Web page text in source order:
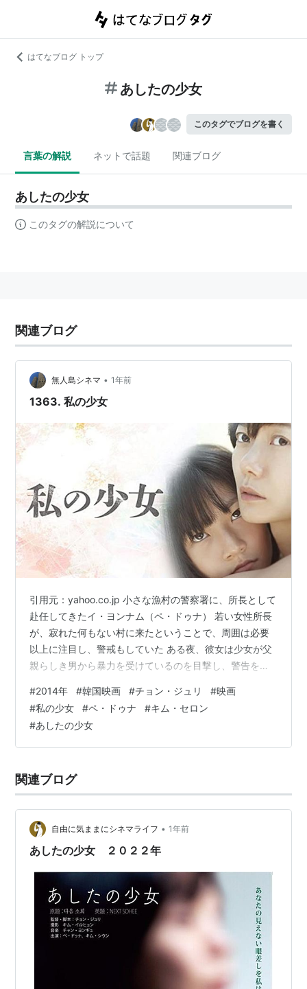
はてなブログ トップ
あしたの少女
このタグでブログを書く
言葉の解説 ネットで話題 関連ブログ
あしたの少女
このタグの解説について
関連ブログ
無人島シネマ • 1年前
1363. 私の少女
引用元：yahoo.co.jp 小さな漁村の警察署に、所長として
赴任してきたイ・ヨンナム（ペ・ドゥナ） 若い女性所長
が、寂れた何もない村に来たということで、周囲は必要
以上に注目し、警戒もしていた ある夜、彼女は少女が父
親らしき男から暴力を受けているのを目撃し、警告を与
ビョク）で、酒に溺れては暴れる癖はあるものの、村人
の仕事の面倒を見たり、血の繋がりもないドヒという少
女（キム・セロン）も家に住まわせ、学校にも通わせて
いた 母親に置いて行かれた14歳のドヒは、他に行き場所
ハの暴力に耐える毎日に、委…
#2014年 #韓国映画 #チョン・ジュリ #映画
#私の少女 #ペ・ドゥナ #キム・セロン
#あしたの少女
関連ブログ
自由に気ままにシネマライフ • 1年前
あしたの少女 ２０２２年